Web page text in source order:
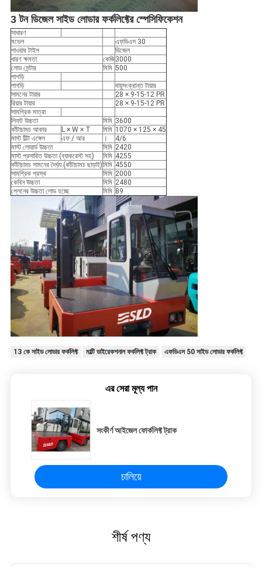
3 টন ডিজেল সাইড লোডার ফর্কলিফ্টের স্পেসিফিকেশন
সাধারণ
মডেল
এফডিএস 30
পাওয়ার টাইপ
ডিজেল
ধারণ ক্ষমতা
কেজি3000
লোড সেন্টার
মিমি 500
পাগড়ি
পাগড়ি
বায়ুসংক্রান্ত টায়ার
সামনের টায়ার
28 × 9-15-12 PR
রিয়ার টায়ার
28 × 9-15-12 PR
সামগ্রিক মাত্রা
লিফট উচ্চতা
মিমি 3600
কাঁটাচামচ আকার
L × W × T মিমি 1070 × 125 × 45
মাস্ট টিল্ট এঙ্গেল
এফ / আর ।
4/6
মাস্ট লোয়ার্ড উচ্চতা
মিমি 2420
মাস্ট প্রসারিত উচ্চতা (ব্যাকরেস্ট সহ)
মিমি 4255
কাঁটাচামচ সামনের দৈর্ঘ্য (কাঁটাচামচ ছাড়াই)মিমি 4550
সামগ্রিক প্রস্থ
মিমি 2000
কেবিন উচ্চতা
মিমি 2480
প্লেনের উচ্চতা লোড হচ্ছে
মিমি 89
13 কে সাইড লোডার ফর্কলিফ্ট মাল্টি ডাইরেকশনাল ফর্কলিফ্ট ট্রাক এফডিএস 50 সাইড লোডার ফর্কলিফ্ট
এর সেরা মূল্য পান
সংকীর্ণ আইজেল ফোর্কলিফ্ট ট্রাক
চালিয়ে
শীর্ষ পণ্য